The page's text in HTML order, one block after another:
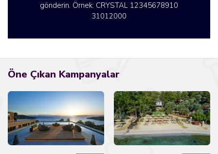
gönderin. Örnek: CRYSTAL 12345678910
31012000
Öne Çıkan Kampanyalar